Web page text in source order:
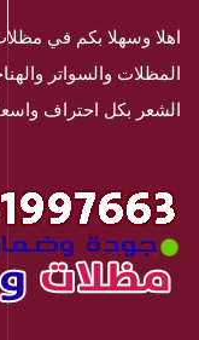
اهلا وسهلا بكم في
المظلات والسواتر
الشعر بكل احتراف